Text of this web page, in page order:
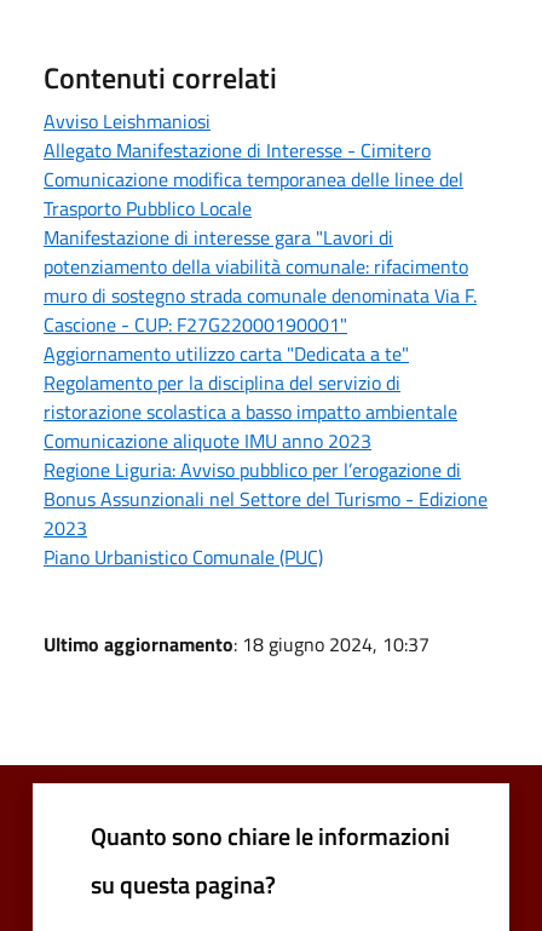
Contenuti correlati
Avviso Leishmaniosi
Allegato Manifestazione di Interesse - Cimitero
Comunicazione modifica temporanea delle linee del
Trasporto Pubblico Locale
Manifestazione di interesse gara "Lavori di
potenziamento della viabilità comunale: rifacimento
muro di sostegno strada comunale denominata Via F.
Cascione - CUP: F27G22000190001"
Aggiornamento utilizzo carta "Dedicata a te"
Regolamento per la disciplina del servizio di
ristorazione scolastica a basso impatto ambientale
Comunicazione aliquote IMU anno 2023
Regione Liguria: Avviso pubblico per l’erogazione di
Bonus Assunzionali nel Settore del Turismo - Edizione
2023
Piano Urbanistico Comunale (PUC)
Ultimo aggiornamento: 18 giugno 2024, 10:37
Quanto sono chiare le informazioni
su questa pagina?